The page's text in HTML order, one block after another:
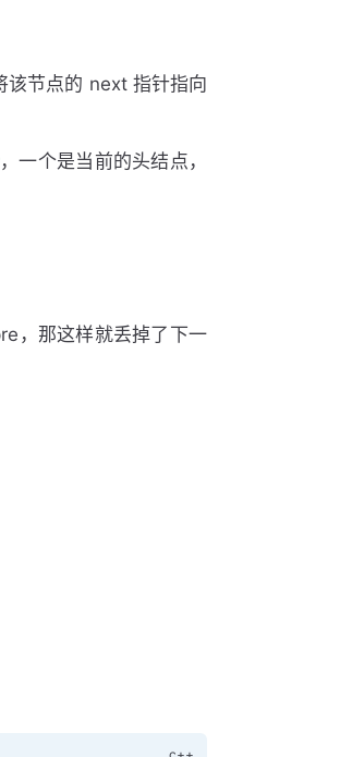
该节点的 next 指针指向
，一个是当前的头结点，
，那这样就丢掉了下一